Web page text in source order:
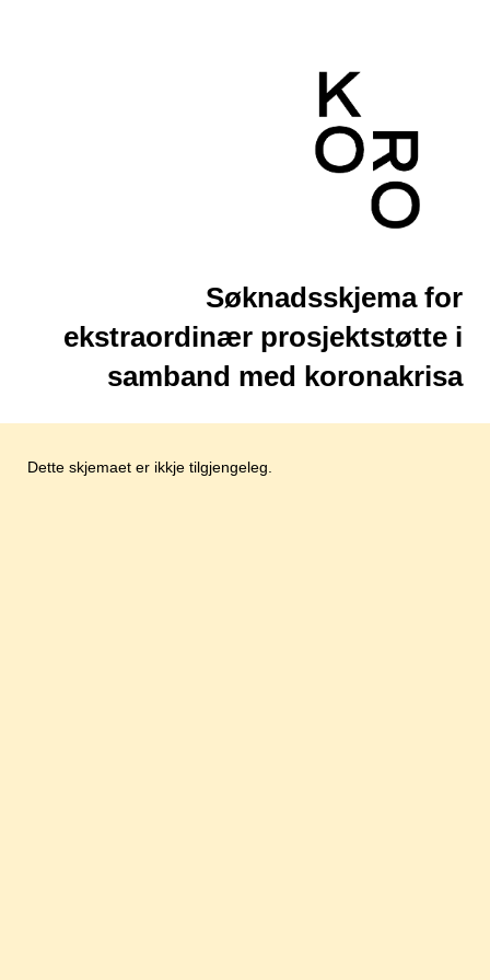
Søknadsskjema for
ekstraordinær prosjektstøtte i
samband med koronakrisa
Dette skjemaet er ikkje tilgjengeleg.